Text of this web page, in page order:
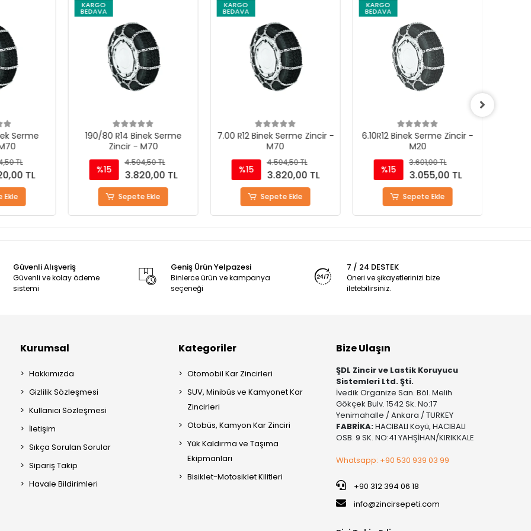
Serme
TL
TL
Ekle
KARGO
BEDAVA
190/80 R14 Binek Serme
Zincir - M70
%15
4.504,50 TL
3.820,00 TL
Sepete Ekle
KARGO
BEDAVA
7.00 R12 Binek Serme Zincir -
M70
%15
4.504,50 TL
3.820,00 TL
Sepete Ekle
KARGO
BEDAVA
6.10R12 Binek Serme Zincir -
M20
%15
3.601,00 TL
3.055,00 TL
Sepete Ekle
Güvenli Alışveriş
Güvenli ve kolay ödeme
sistemi
Geniş Ürün Yelpazesi
Binlerce ürün ve kampanya
seçeneği
7 / 24 DESTEK
Öneri ve şikayetlerinizi bize
iletebilirsiniz.
Kurumsal
Hakkımızda
Gizlilik Sözleşmesi
Kullanıcı Sözleşmesi
İletişim
Sıkça Sorulan Sorular
Sipariş Takip
Havale Bildirimleri
Kategoriler
Otomobil Kar Zincirleri
SUV, Minibüs ve Kamyonet Kar
Zincirleri
Otobüs, Kamyon Kar Zinciri
Yük Kaldırma ve Taşıma
Ekipmanları
Bisiklet-Motosiklet Kilitleri
Bize Ulaşın
ŞDL Zincir ve Lastik Koruyucu
Sistemleri Ltd. Şti.
İvedik Organize San. Böl. Melih
Gökçek Bulv. 1542 Sk. No:17
Yenimahalle / Ankara / TURKEY
FABRİKA:HACIBALI Köyü, HACIBALI
OSB. 9 SK. NO:41 YAHŞİHAN/KIRIKKALE
Whatsapp: +90 530 939 03 99
+90 312 394 06 18
info@zincirsepeti.com